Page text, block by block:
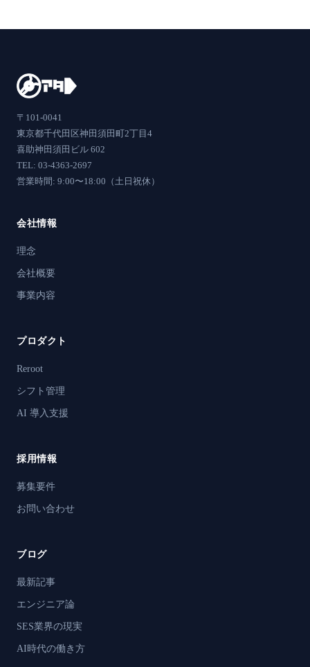
〒101-0041
東京都千代田区神田須田町2丁目4
喜助神田須田ビル 602
TEL: 03-4363-2697
営業時間: 9:00〜18:00（土日祝休）
会社情報
理念
会社概要
事業内容
プロダクト
Reroot
シフト管理
AI 導入支援
採用情報
募集要件
お問い合わせ
ブログ
最新記事
エンジニア論
SES業界の現実
AI時代の働き方